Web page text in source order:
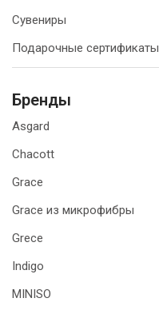
Сувениры
Подарочные сертификаты
Бренды
Asgard
Chacott
Grace
Grace из микрофибры
Grece
Indigo
MINISO